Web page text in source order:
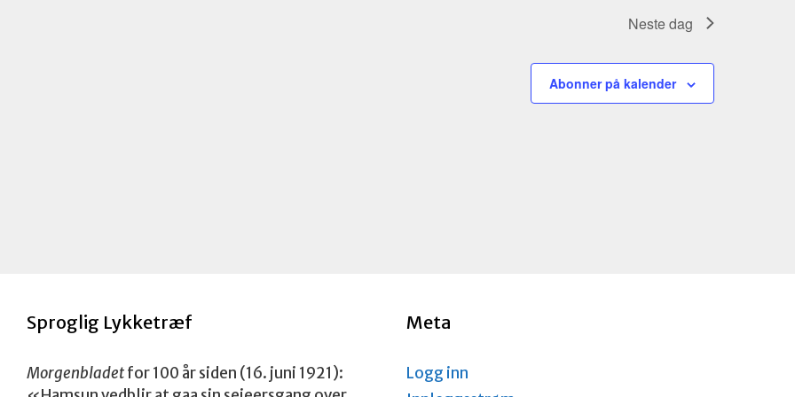
t
i
e
w
Neste dag
Abonner på kalender
Sproglig Lykketræf
Morgenbladetfor 100 år siden (16. juni 1921):
Meta
Logg inn